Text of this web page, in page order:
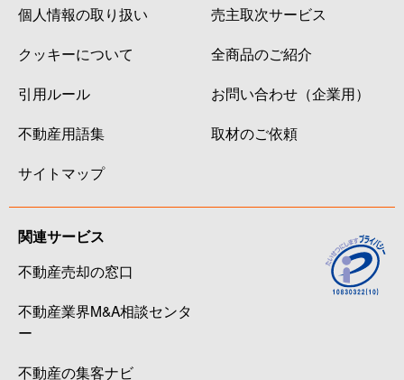
個人情報の取り扱い
クッキーについて
引用ルール
不動産用語集
サイトマップ
売主取次サービス
全商品のご紹介
お問い合わせ（企業用）
取材のご依頼
関連サービス
不動産売却の窓口
不動産業界M&A相談センタ
ー
不動産の集客ナビ